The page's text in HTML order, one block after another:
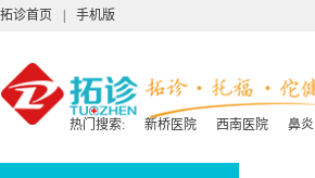
拓诊首页 手机版
热门搜索: 新桥医院 西南医院 鼻炎